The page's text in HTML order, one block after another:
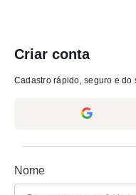
Criar conta
Cadastro rápido, seguro e do
Nome